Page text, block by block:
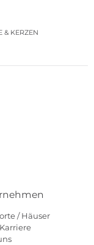
& KERZEN
/ Häuser